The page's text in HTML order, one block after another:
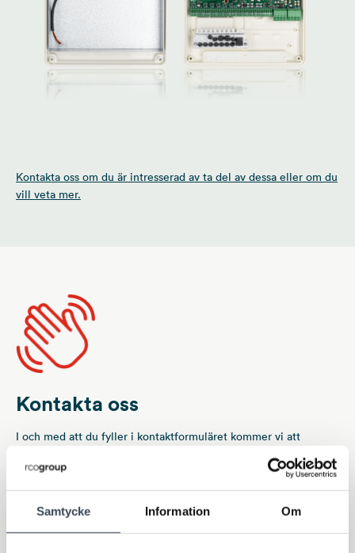
Samtycke Information Om
Kontakta oss om du är intresserad av ta del av dessa eller om du
vill veta mer.
Kontakta oss
I och med att du fyller i kontaktformuläret kommer vi att
registrera och behandla dina personuppgifter. För mer
information om hur vi behandlar dina personuppgifter se
vårintegritetspolicy.
Ämne*